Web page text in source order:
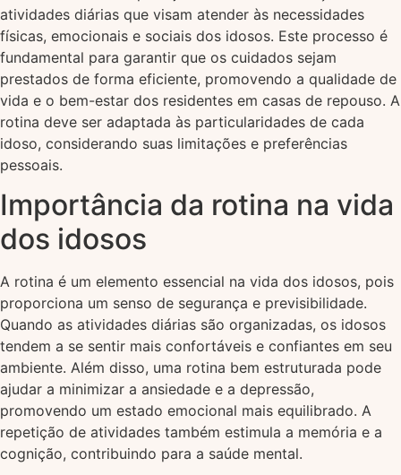
atividades diárias que visam atender às necessidades
físicas, emocionais e sociais dos idosos. Este processo é
fundamental para garantir que os cuidados sejam
prestados de forma eficiente, promovendo a qualidade de
vida e o bem-estar dos residentes em casas de repouso. A
rotina deve ser adaptada às particularidades de cada
idoso, considerando suas limitações e preferências
pessoais.
Importância da rotina na vida
dos idosos
A rotina é um elemento essencial na vida dos idosos, pois
proporciona um senso de segurança e previsibilidade.
Quando as atividades diárias são organizadas, os idosos
tendem a se sentir mais confortáveis e confiantes em seu
ambiente. Além disso, uma rotina bem estruturada pode
ajudar a minimizar a ansiedade e a depressão,
promovendo um estado emocional mais equilibrado. A
repetição de atividades também estimula a memória e a
cognição, contribuindo para a saúde mental.